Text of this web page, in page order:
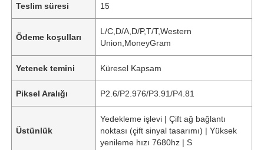
Teslim süresi 15
Ödeme koşulları
L/C,D/A,D/P,T/T,Western
Union,MoneyGram
Yetenek temini Küresel Kapsam
Piksel Aralığı P2.6/P2.976/P3.91/P4.81
Üstünlük
Yedekleme işlevi | Çift ağ bağlantı
noktası (çift sinyal tasarımı) | Yüksek
yenileme hızı 7680hz | S